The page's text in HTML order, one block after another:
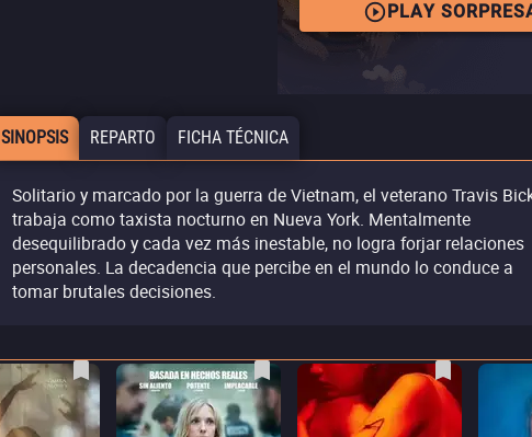
PLAY
SINOPSIS REPARTO FICHA TÉCNICA
Solitario y marcado por la guerra de Vietnam, el veterano Travis
trabaja como taxista nocturno en Nueva York. Mentalmente
desequilibrado y cada vez más inestable, no logra forjar relaciones
personales. La decadencia que percibe en el mundo lo conduce a
tomar brutales decisiones.